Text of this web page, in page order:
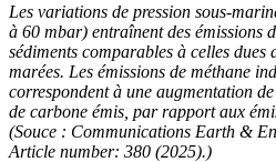
Les variations de pression sous-
à 60 mbar) entraînent des émissions
sédiments comparables à celles dues
marées. Les émissions de méthane
correspondent à une augmentation
de carbone émis, par rapport aux
(Souce : Communications Earth &
Article number: 380 (2025).)